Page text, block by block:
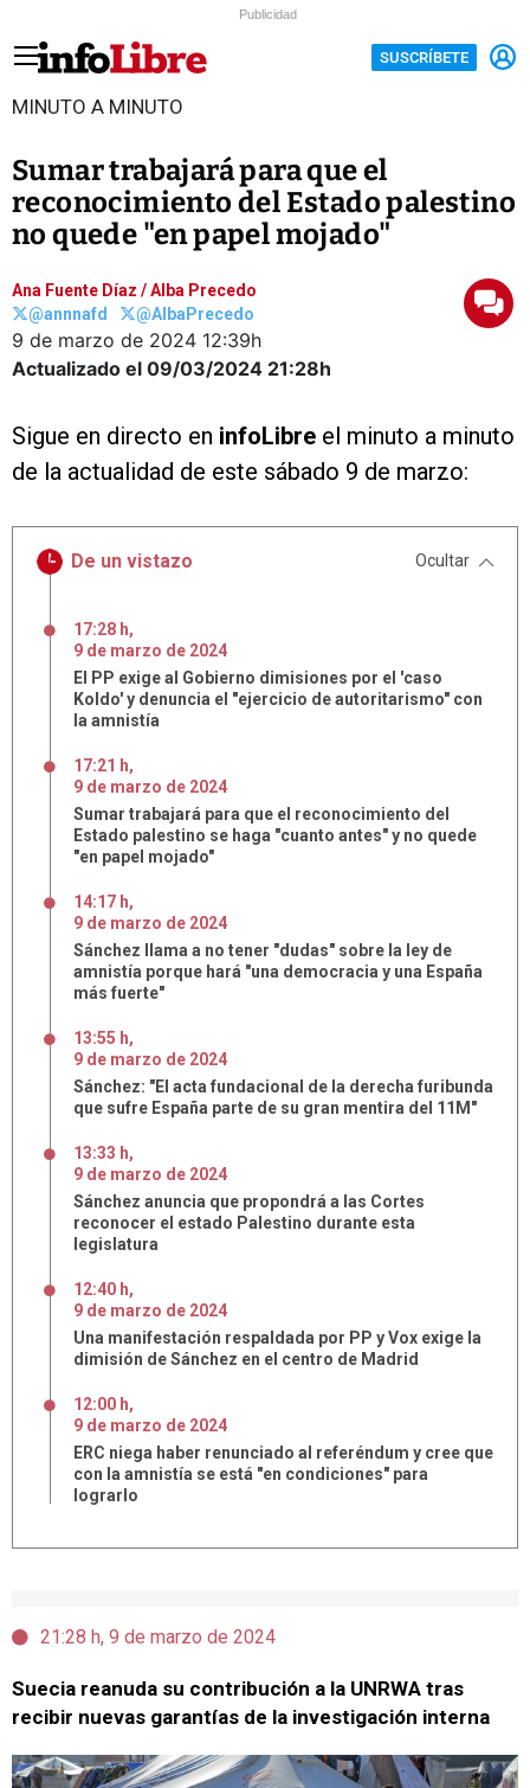
Publicidad
SUSCRÍBETE
MINUTO A MINUTO
Sumar trabajará para que el
reconocimiento del Estado palestino
no quede "en papel mojado"
Ana Fuente Díaz /Alba Precedo
@annnafd
@AlbaPrecedo
9 de marzo de 2024 12:39h
Actualizado el 09/03/2024 21:28h
Sigue en directo en infoLibre el minuto a minuto
de la actualidad de este sábado 9 de marzo:
21:28 h, 9 de marzo de 2024
Suecia reanuda su contribución a la UNRWA tras
recibir nuevas garantías de la investigación interna
De un vistazo Ocultar
17:28 h,
9 de marzo de 2024
El PP exige al Gobierno dimisiones por el 'caso
Koldo' y denuncia el "ejercicio de autoritarismo" con
la amnistía
17:21 h,
9 de marzo de 2024
Sumar trabajará para que el reconocimiento del
Estado palestino se haga "cuanto antes" y no quede
"en papel mojado"
14:17 h,
9 de marzo de 2024
Sánchez llama a no tener "dudas" sobre la ley de
amnistía porque hará "una democracia y una España
más fuerte"
13:55 h,
9 de marzo de 2024
Sánchez: "El acta fundacional de la derecha furibunda
que sufre España parte de su gran mentira del 11M"
13:33 h,
9 de marzo de 2024
Sánchez anuncia que propondrá a las Cortes
reconocer el estado Palestino durante esta
legislatura
12:40 h,
9 de marzo de 2024
Una manifestación respaldada por PP y Vox exige la
dimisión de Sánchez en el centro de Madrid
12:00 h,
9 de marzo de 2024
ERC niega haber renunciado al referéndum y cree que
con la amnistía se está "en condiciones" para
lograrlo